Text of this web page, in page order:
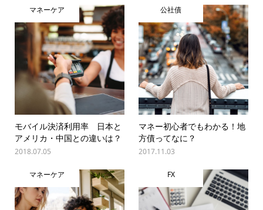
マネーケア
モバイル決済利用率 日本と
アメリカ・中国との違いは？
2018.07.05
公社債
マネー初心者でもわかる！地
方債ってなに？
2017.11.03
マネーケア FX